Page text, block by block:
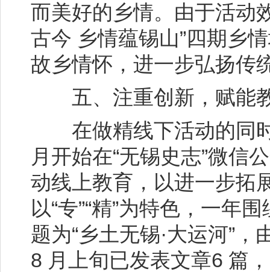
而美好的乡情。由于活动
古今 乡情蕴锡山”四期乡
故乡情怀，进一步弘扬传
五、注重创新，赋能
在做精线下活动的同时
月开始在“无锡史志”微信
动线上教育，以进一步拓
以“专”“精”为特色，一年
题为“乡土无锡·大运河”
8 月上旬已发表文章6 篇